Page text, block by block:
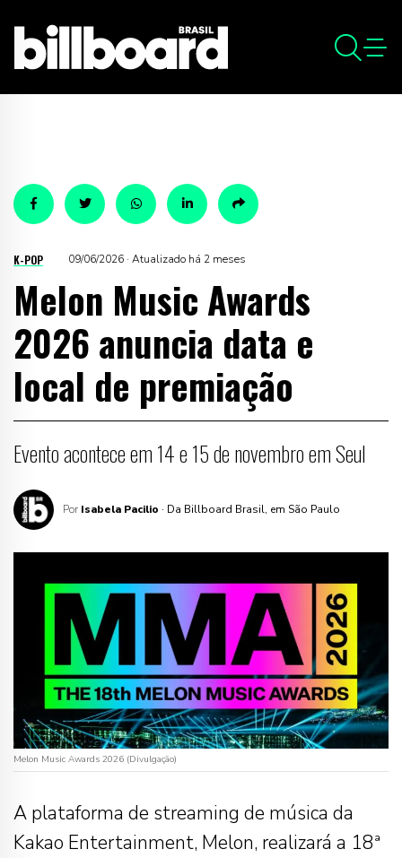
K-POP 09/06/2026 · Atualizado há 2 meses
Melon Music Awards
2026 anuncia data e
local de premiação
Evento acontece em 14 e 15 de novembro em Seul
Por Isabela Pacilio · Da Billboard Brasil, em São Paulo
Melon Music Awards 2026 (Divulgação)
A plataforma de streaming de música da
Kakao Entertainment, Melon, realizará a 18ª